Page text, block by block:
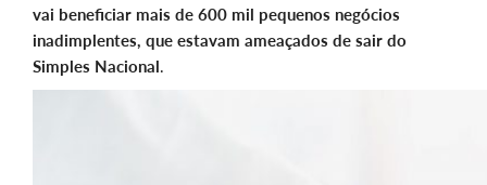
vai beneficiar mais de 600 mil pequenos negócios
inadimplentes, que estavam ameaçados de sair do
Simples Nacional.